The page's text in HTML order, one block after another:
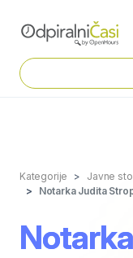
Kategorije Javne
Notarka Judita